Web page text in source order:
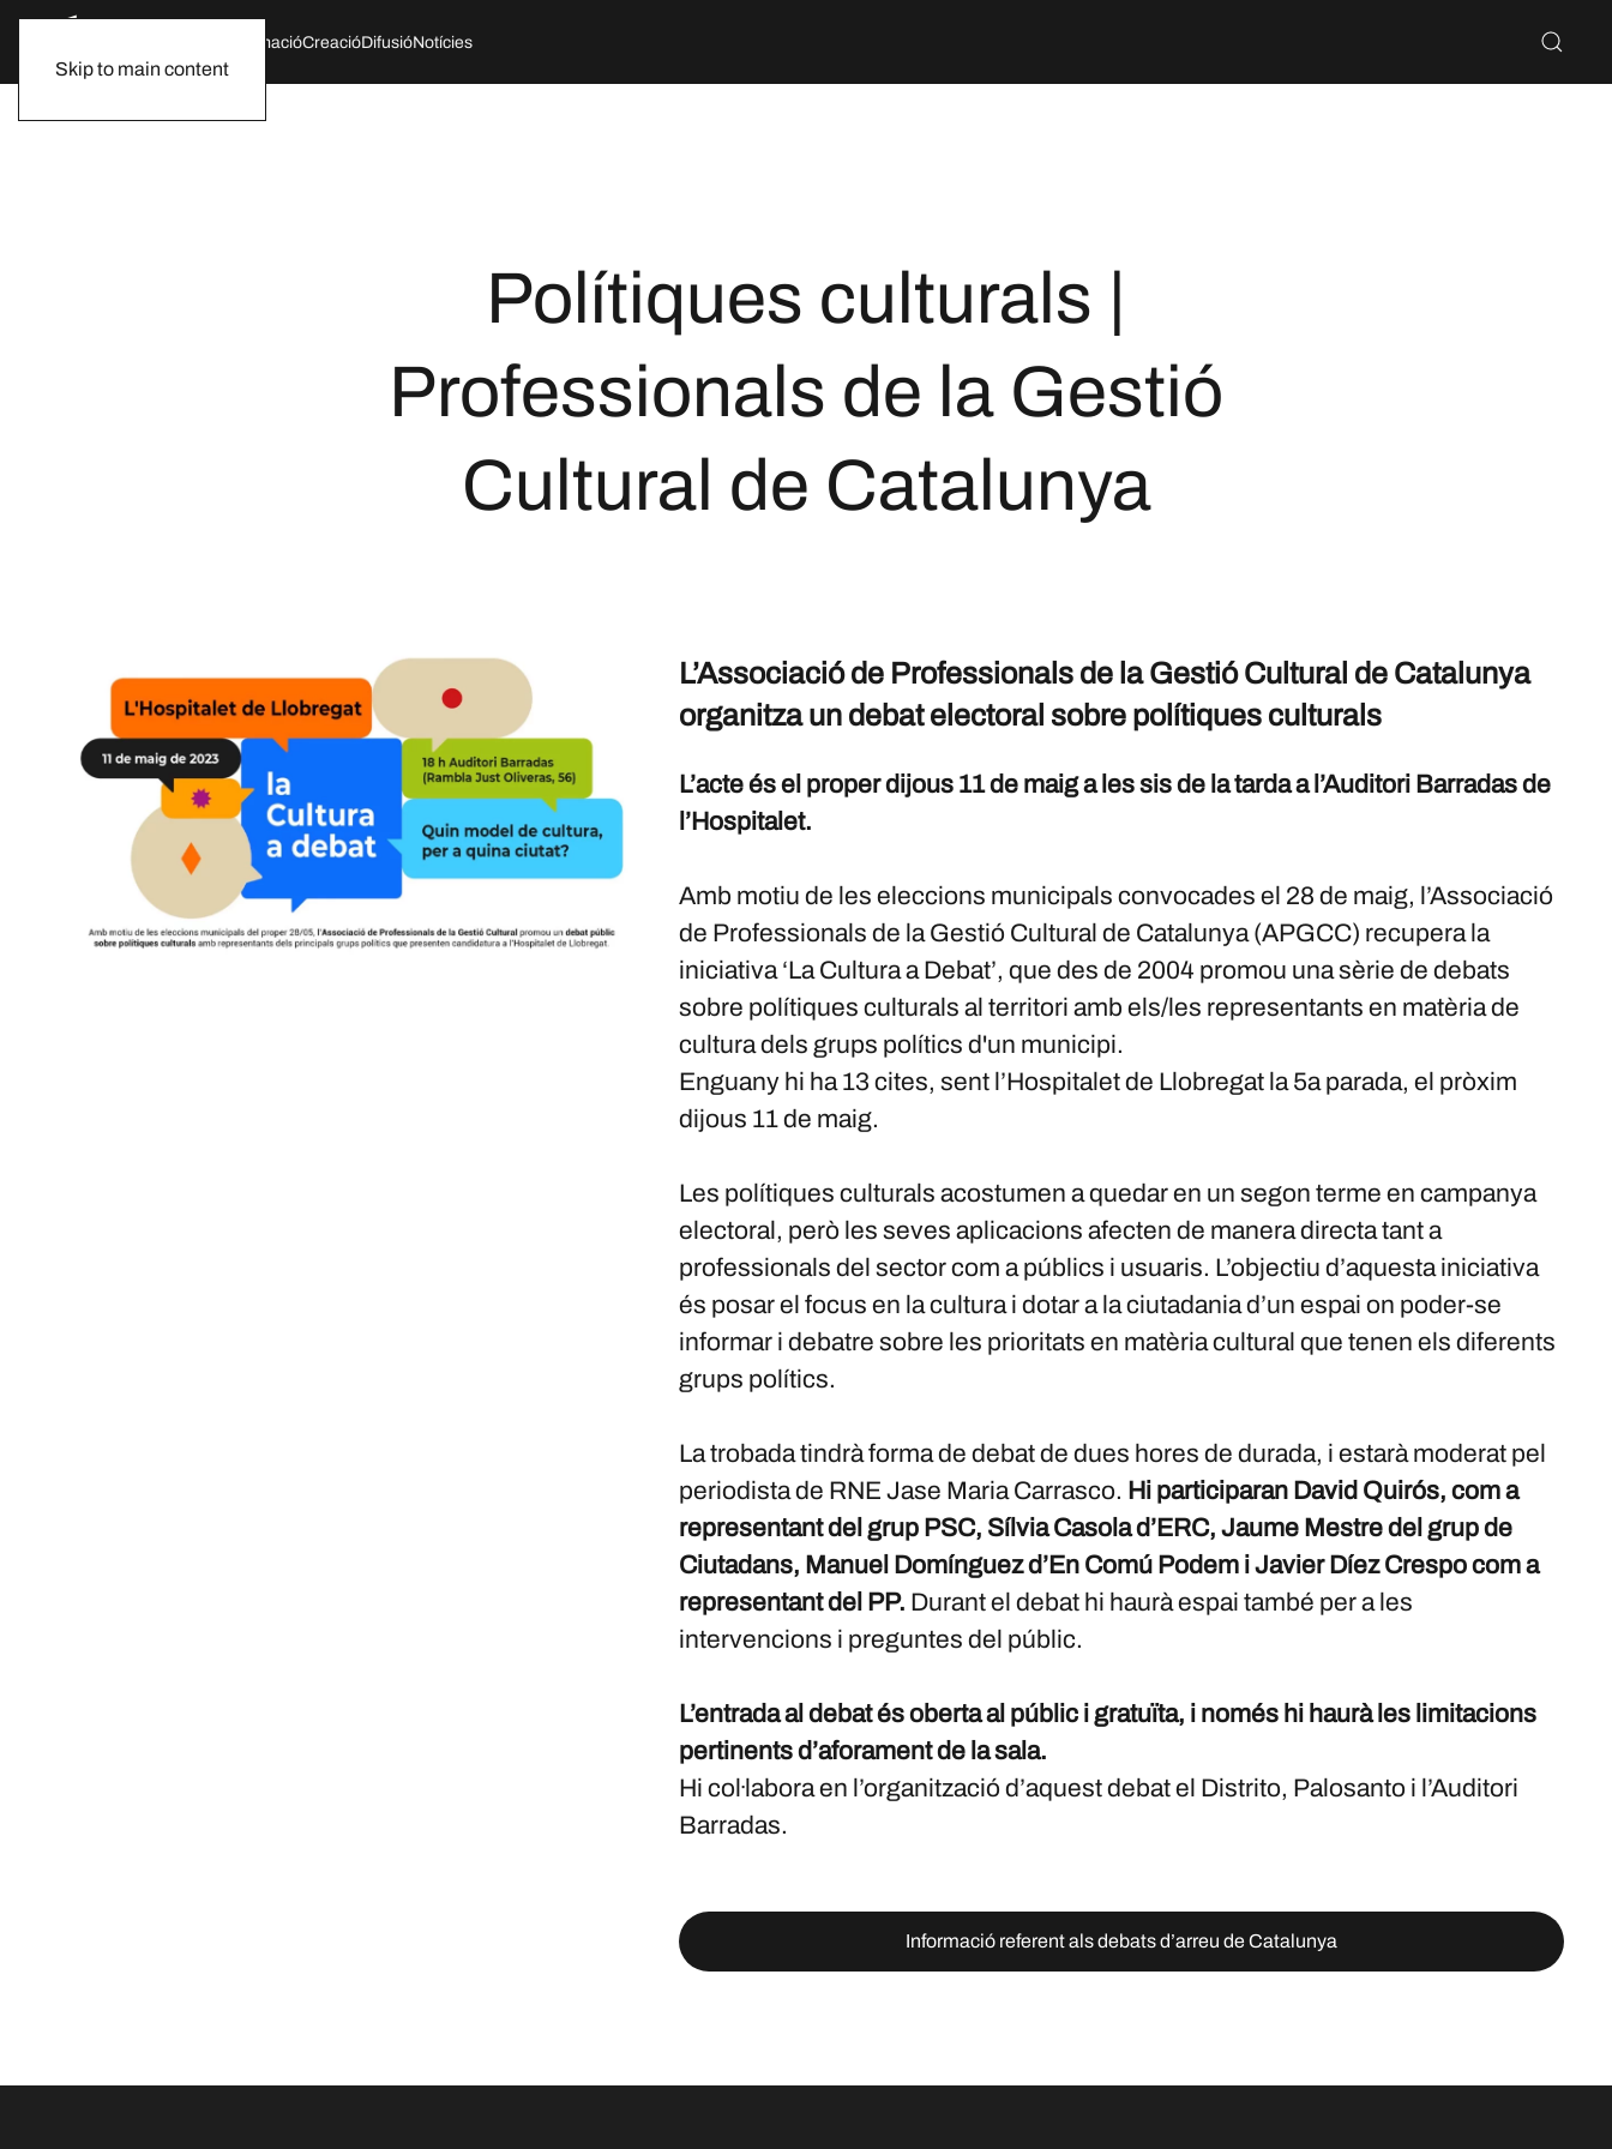
Skip to main content
FormacióCreacióDifusióNotícies
Polítiques culturals |
Professionals de la Gestió
Cultural de Catalunya
L’Associació de Professionals de la Gestió Cultural de Catalunya
organitza un debat electoral sobre polítiques culturals
L’acte és el proper dijous 11 de maig a les sis de la tarda a l’Auditori Barradas de
l’Hospitalet.
Amb motiu de les eleccions municipals convocades el 28 de maig, l’Associació
de Professionals de la Gestió Cultural de Catalunya (APGCC) recupera la
iniciativa ‘La Cultura a Debat’, que des de 2004 promou una sèrie de debats
sobre polítiques culturals al territori amb els/les representants en matèria de
cultura dels grups polítics d'un municipi.
Enguany hi ha 13 cites, sent l’Hospitalet de Llobregat la 5a parada, el pròxim
dijous 11 de maig.
Les polítiques culturals acostumen a quedar en un segon terme en campanya
electoral, però les seves aplicacions afecten de manera directa tant a
professionals del sector com a públics i usuaris. L’objectiu d’aquesta iniciativa
és posar el focus en la cultura i dotar a la ciutadania d’un espai on poder-se
informar i debatre sobre les prioritats en matèria cultural que tenen els diferents
grups polítics.
La trobada tindrà forma de debat de dues hores de durada, i estarà moderat pel
periodista de RNE Jase Maria Carrasco. Hi participaran David Quirós, com a
representant del grup PSC, Sílvia Casola d’ERC, Jaume Mestre del grup de
Ciutadans, Manuel Domínguez d’En Comú Podem i Javier Díez Crespo com a
representant del PP. Durant el debat hi haurà espai també per a les
intervencions i preguntes del públic.
L’entrada al debat és oberta al públic i gratuïta, i només hi haurà les limitacions
pertinents d’aforament de la sala.
Hi col·labora en l’organització d’aquest debat el Distrito, Palosanto i l’Auditori
Barradas.
Informació referent als debats d’arreu de Catalunya